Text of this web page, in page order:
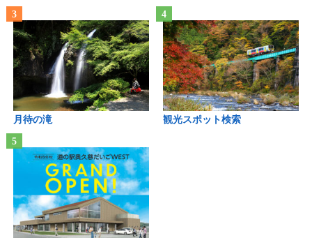
月待の滝 観光スポット検索